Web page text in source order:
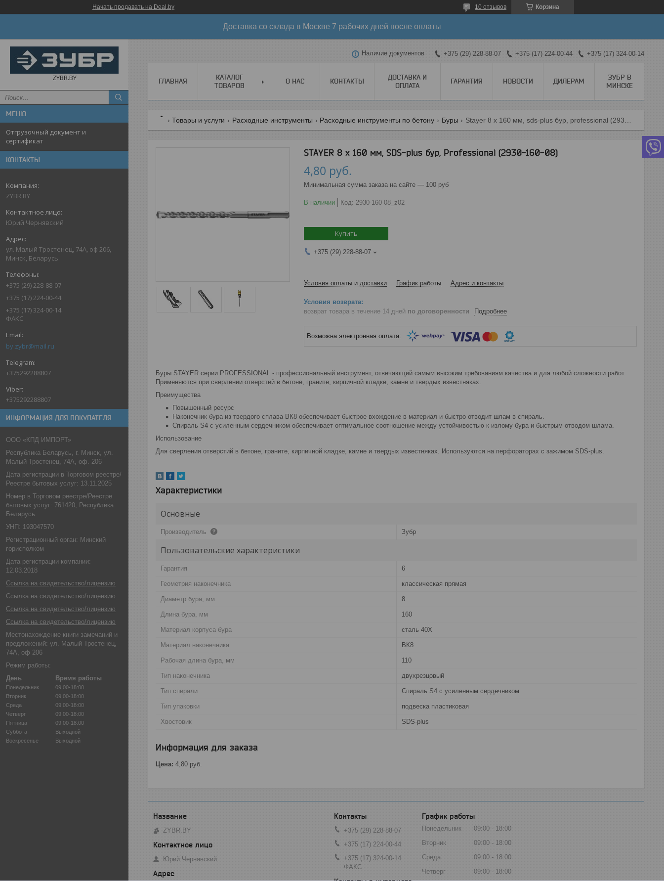
Начать продавать на Deal.by Корзина
10 отзывов
Доставка со склада в Москве 7 рабочих дней после оплаты
ZYBR.BY
Отгрузочный документ и
сертификат
КОНТАКТЫ
ZYBR.BY
Юрий Чернявский
ул. Малый Тростенец, 74А, оф 206,
Минск, Беларусь
+375 (29) 228-88-07
+375 (17) 224-00-44
+375 (17) 324-00-14
ФАКС
by.zybr@mail.ru
+375292288807
+375292288807
ИНФОРМАЦИЯ ДЛЯ ПОКУПАТЕЛЯ
ООО «КПД ИМПОРТ»
Республика Беларусь, г. Минск, ул.
Малый Тростенец, 74А, оф. 206
Дата регистрации в Торговом реестре/
Реестре бытовых услуг: 13.11.2025
Номер в Торговом реестре/Реестре
бытовых услуг: 761420, Республика
Беларусь
УНП: 193047570
Регистрационный орган: Минский
горисполком
Дата регистрации компании:
12.03.2018
Ссылка на свидетельство/лицензию
Ссылка на свидетельство/лицензию
Ссылка на свидетельство/лицензию
Ссылка на свидетельство/лицензию
Местонахождение книги замечаний и
предложений: ул. Малый Тростенец,
74А, оф 206
Режим работы:
День
Время работы
Понедельник
09:00-18:00
Вторник
09:00-18:00
Среда
09:00-18:00
Четверг
09:00-18:00
Пятница
09:00-18:00
Суббота
Выходной
Воскресенье
Выходной
Наличие документов +375 (29) 228-88-07 +375 (17) 224-00-44 +375 (17) 324-00-14
ГЛАВНАЯ
КАТАЛОГ
ТОВАРОВ
О НАС КОНТАКТЫ
ДОСТАВКА И
ОПЛАТА
ГАРАНТИЯ НОВОСТИ ДИЛЕРАМ
ЗУБР В
МИНСКЕ
Товары и услуги Расходные инструменты Расходные инструменты по бетону Буры
STAYER 8 x 160 мм, SDS-plus бур, Professional (2930-160-08)
4,80 руб.
Минимальная сумма заказа на сайте — 100 руб
В наличии Код: 2930-160-08_z02
Купить
+375 (29) 228-88-07
Условия оплаты и доставки График работы Адрес и контакты
возврат товара в течение 14 дней по договоренности Подробнее
Буры STAYER серии PROFESSIONAL - профессиональный инструмент, отвечающий самым высоким требованиям качества и для любой сложности работ.
Применяются при сверлении отверстий в бетоне, граните, кирпичной кладке, камне и твердых известняках.
Преимущества
Повышенный ресурс
Наконечник бура из твердого сплава ВК8 обеспечивает быстрое вхождение в материал и быстро отводит шлам в спираль.
Спираль S4 с усиленным сердечником обеспечивает оптимальное соотношение между устойчивостью к излому бура и быстрым отводом шлама.
Использование
Для сверления отверстий в бетоне, граните, кирпичной кладке, камне и твердых известняках. Используются на перфораторах с зажимом SDS-plus.
Характеристики
Основные
Производитель Зубр
Пользовательские характеристики
Гарантия 6
Геометрия наконечника классическая прямая
Диаметр бура, мм 8
Длина бура, мм 160
Материал корпуса бура сталь 40Х
Материал наконечника ВК8
Рабочая длина бура, мм 110
Тип наконечника двухрезцовый
Тип спирали Спираль S4 с усиленным сердечником
Тип упаковки подвеска пластиковая
Хвостовик SDS-plus
Информация для заказа
Цена: 4,80 руб.
ZYBR.BY
Юрий Чернявский
+375 (29) 228-88-07
+375 (17) 224-00-44
+375 (17) 324-00-14
ФАКС
График работы
Понедельник 09:00
18:00
Вторник
09:00
18:00
Среда
09:00
18:00
Четверг
09:00
18:00